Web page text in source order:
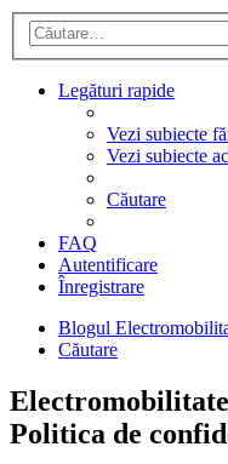
Legături rapide
Vezi subiecte
Vezi subiecte
Căutare
FAQ
Autentificare
Înregistrare
Blogul
Căutare
Politica de